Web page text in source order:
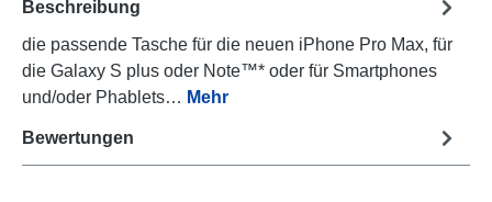
Beschreibung
die passende Tasche für die neuen iPhone Pro Max, für
die Galaxy S plus oder Note™* oder für Smartphones
und/oder Phablets… Mehr
Bewertungen